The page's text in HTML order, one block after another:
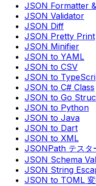
JSON Formatter
JSON Validator
JSON Diff
JSON Pretty Print
JSON Minifier
JSON to YAML
JSON to CSV
JSON to
JSON to C# Class
JSON to Go
JSON to Python
JSON to Java
JSON to Dart
JSON to XML
JSONPath テスタ
JSON Schema
JSON String
JSON to TOML